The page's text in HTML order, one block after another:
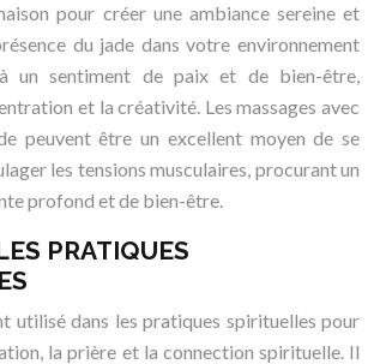
pour créer une ambiance sereine et
du jade dans votre environnement
un sentiment de paix et de bien-être,
et la créativité. Les massages avec
peuvent être un excellent moyen de se
les tensions musculaires, procurant un
profond et de bien-être.
PRATIQUES
utilisé dans les pratiques spirituelles pour
la prière et la connection spirituelle. Il